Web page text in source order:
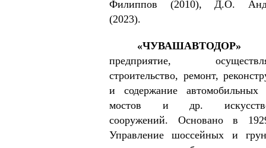
Филиппов (2010), Д.О.
(2023).
«ЧУВАШАВТОДОР»
предприятие,
строительство, ремонт,
и содержание автомобильных
мостов и др.
сооружений. Основано в
Управление шоссейных и